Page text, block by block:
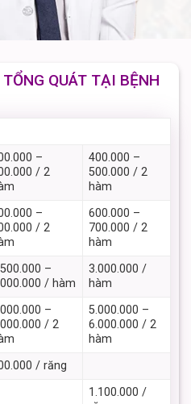
QUÁT TẠI BỆNH
–
/ 2
400.000 –
500.000 / 2
hàm
–
/ 2
600.000 –
700.000 / 2
hàm
–
/ hàm
3.000.000 /
hàm
–
/ 2
5.000.000 –
6.000.000 / 2
hàm
/ răng
1.100.000 /